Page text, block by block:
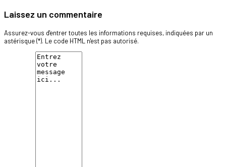
Laissez un commentaire
Assurez-vous d'entrer toutes les informations requises, indiquées par un
astérisque (*). Le code HTML n'est pas autorisé.